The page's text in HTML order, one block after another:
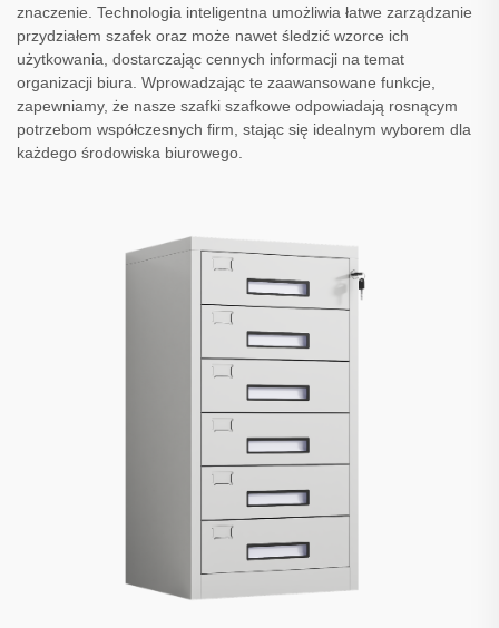
znaczenie. Technologia inteligentna umożliwia łatwe zarządzanie
przydziałem szafek oraz może nawet śledzić wzorce ich
użytkowania, dostarczając cennych informacji na temat
organizacji biura. Wprowadzając te zaawansowane funkcje,
zapewniamy, że nasze szafki szafkowe odpowiadają rosnącym
potrzebom współczesnych firm, stając się idealnym wyborem dla
każdego środowiska biurowego.